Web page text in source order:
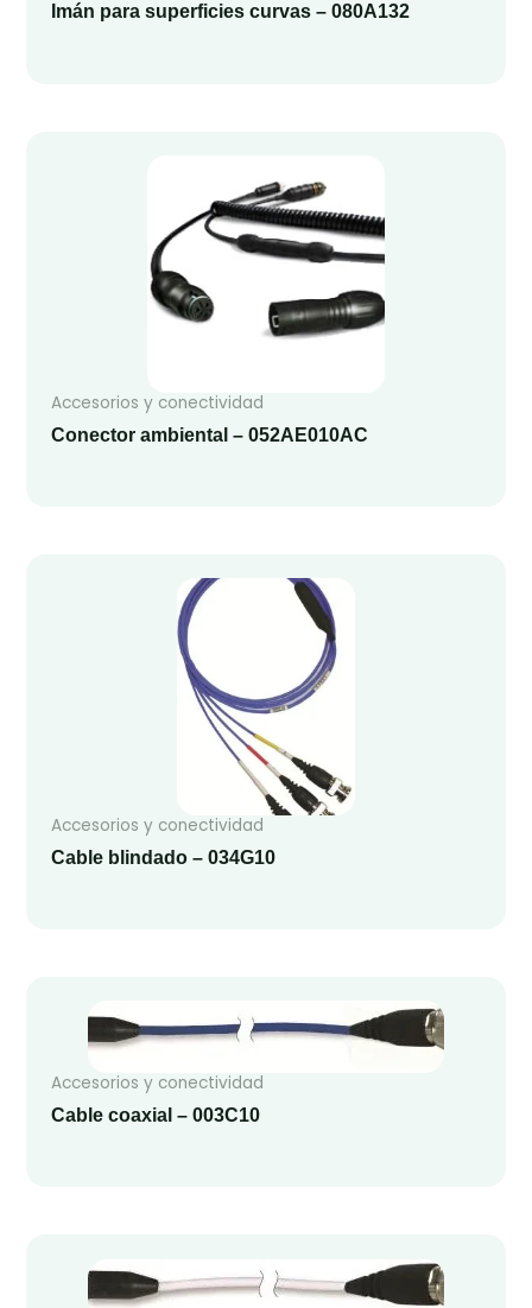
Imán para superficies curvas – 080A132
Accesorios y conectividad
Conector ambiental – 052AE010AC
Accesorios y conectividad
Cable blindado – 034G10
Accesorios y conectividad
Cable coaxial – 003C10